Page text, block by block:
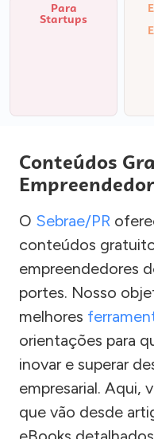
Para
Startups
Conteúdos
O Sebrae/PR
conteúdos
empreendedores
portes. Nosso
melhores
orientações para
inovar e superar
empresarial. Aqui,
que vão desde